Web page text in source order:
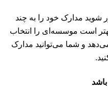
مدارک خود را به چند
است موسسه‌ای را انتخاب
و شما می‌توانید مدارک